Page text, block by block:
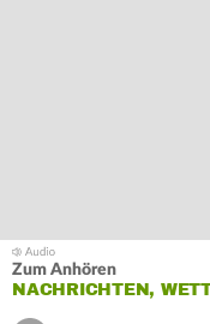
Zum Anhören
NACHRICHTEN,